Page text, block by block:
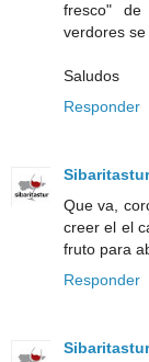
fresco"
verdores se
Saludos
Responder
Sibaritastur
Que va,
creer el el
fruto para
Responder
Sibaritastur